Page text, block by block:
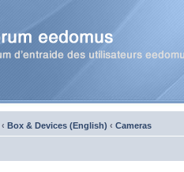
‹ Box & Devices (English) ‹ Cameras